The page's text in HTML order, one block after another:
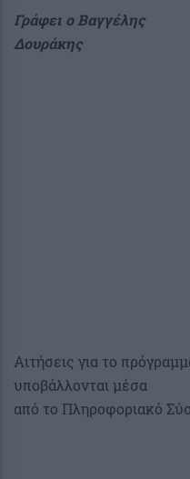
Γράφει ο Βαγγέλης
Δουράκης
Αιτήσεις για το
υποβάλλονται μέσα
από το Πληροφοριακό